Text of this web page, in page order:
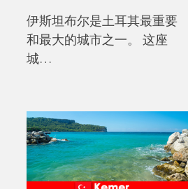
伊斯坦布尔是土耳其最重要
和最大的城市之一。 这座
城…